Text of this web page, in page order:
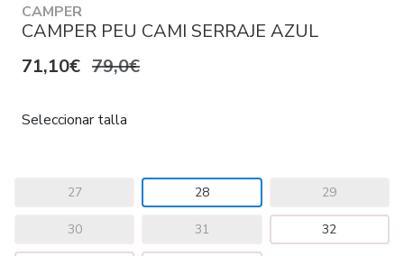
CAMPER
CAMPER PEU CAMI SERRAJE AZUL
71,10€ 79,0€
Seleccionar talla
27 28 29
30 31 32